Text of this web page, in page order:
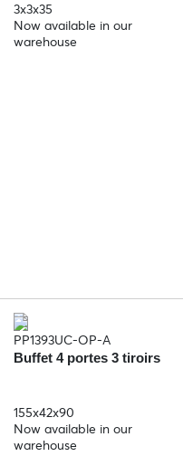
3x3x35
Now available in our
warehouse
PP1393UC-OP-A
Buffet 4 portes 3 tiroirs
155x42x90
Now available in our
warehouse